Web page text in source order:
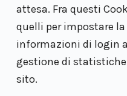
attesa. Fra questi
quelli per impostare
informazioni di login
gestione di statistiche
sito.